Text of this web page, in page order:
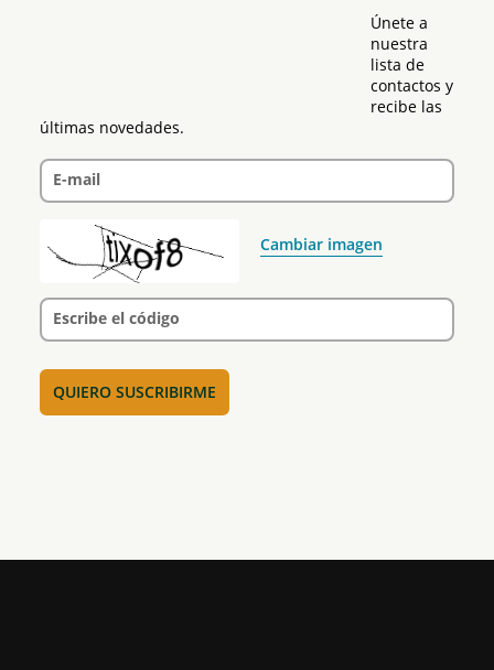
Únete a
nuestra
lista de
contactos y
recibe las
últimas novedades.
E-mail
Cambiar imagen
Escribe el código